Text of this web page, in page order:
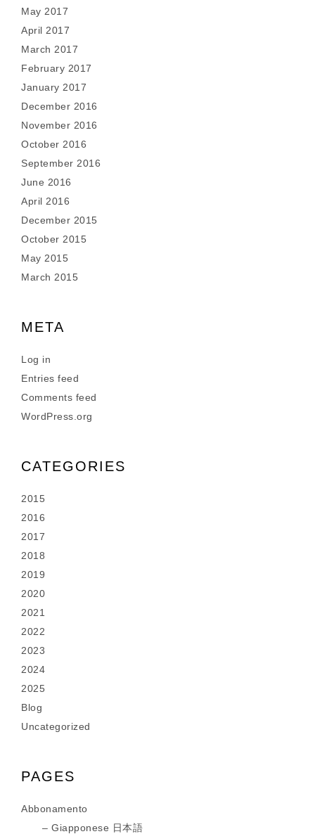
May 2017
April 2017
March 2017
February 2017
January 2017
December 2016
November 2016
October 2016
September 2016
June 2016
April 2016
December 2015
October 2015
May 2015
March 2015
META
Log in
Entries feed
Comments feed
WordPress.org
CATEGORIES
2015
2016
2017
2018
2019
2020
2021
2022
2023
2024
2025
Blog
Uncategorized
PAGES
Abbonamento
Giapponese 日本語